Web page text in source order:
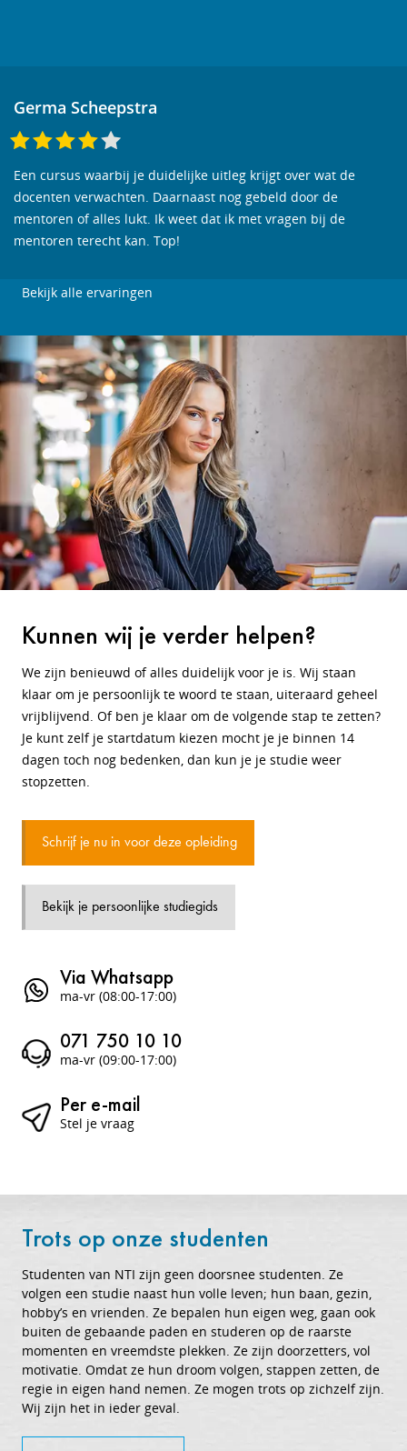
Germa Scheepstra
Een cursus waarbij je duidelijke uitleg krijgt over wat de
docenten verwachten. Daarnaast nog gebeld door de
mentoren of alles lukt. Ik weet dat ik met vragen bij de
mentoren terecht kan. Top!
Bekijk alle ervaringen
Kunnen wij je verder helpen?
We zijn benieuwd of alles duidelijk voor je is. Wij staan
klaar om je persoonlijk te woord te staan, uiteraard geheel
vrijblijvend. Of ben je klaar om de volgende stap te zetten?
Je kunt zelf je startdatum kiezen mocht je je binnen 14
dagen toch nog bedenken, dan kun je je studie weer
stopzetten.
Schrijf je nu in voor deze opleiding
Bekijk je persoonlijke studiegids
Via Whatsapp
ma-vr (08:00-17:00)
071 750 10 10
ma-vr (09:00-17:00)
Per e-mail
Stel je vraag
Trots op onze studenten
Studenten van NTI zijn geen doorsnee studenten. Ze
volgen een studie naast hun volle leven; hun baan, gezin,
hobby’s en vrienden. Ze bepalen hun eigen weg, gaan ook
buiten de gebaande paden en studeren op de raarste
momenten en vreemdste plekken. Ze zijn doorzetters, vol
motivatie. Omdat ze hun droom volgen, stappen zetten, de
regie in eigen hand nemen. Ze mogen trots op zichzelf zijn.
Wij zijn het in ieder geval.